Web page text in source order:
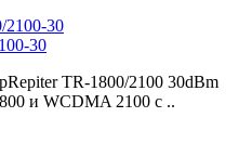
30
TR-1800/2100 30dBm
и WCDMA 2100 с ..